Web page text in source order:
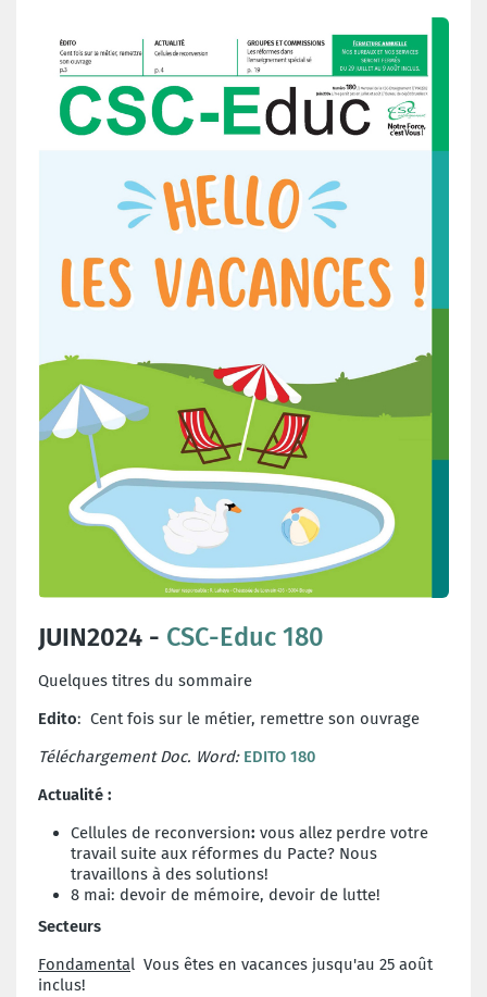
JUIN2024 - CSC-Educ 180
Quelques titres du sommaire
Edito: Cent fois sur le métier, remettre son ouvrage
Téléchargement Doc. Word: EDITO 180
Actualité :
Cellules de reconversion: vous allez perdre votre
travail suite aux réformes du Pacte? Nous
travaillons à des solutions!
8 mai: devoir de mémoire, devoir de lutte!
Secteurs
Fondamental Vous êtes en vacances jusqu'au 25 août
inclus!